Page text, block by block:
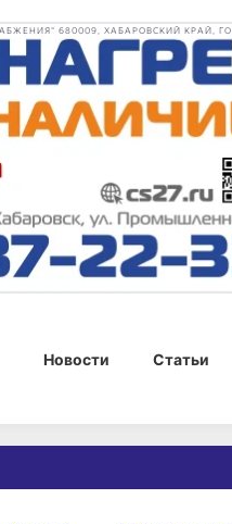
680009, ХАБАРОВСКИЙ КРАЙ,
Новости Статьи